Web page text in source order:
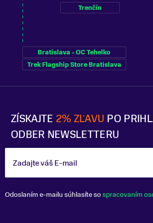
ZÍSKAJTE 2% ZĽAVU PO
ODBER NEWSLETTERU
Zadajte váš E-mail
Odoslaním e-mailu súhlasíte sospracovaním
Bratislava - OC Tehelko
Trek Flagship Store Bratislava
Trenčín